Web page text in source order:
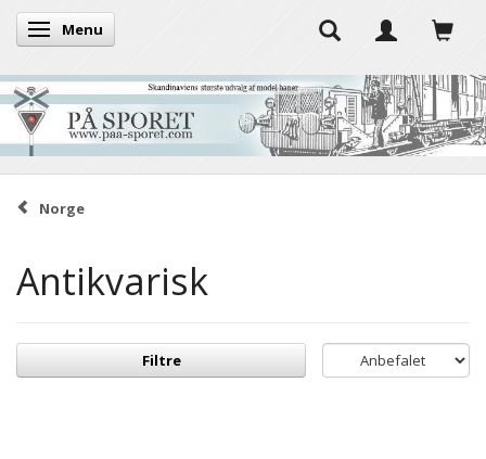
Skifte navigation
Menu
Norge
Antikvarisk
Filtre